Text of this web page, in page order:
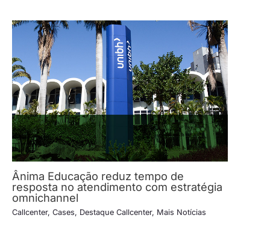
Ânima Educação reduz tempo de
resposta no atendimento com estratégia
omnichannel
Callcenter, Cases, Destaque Callcenter, Mais Notícias